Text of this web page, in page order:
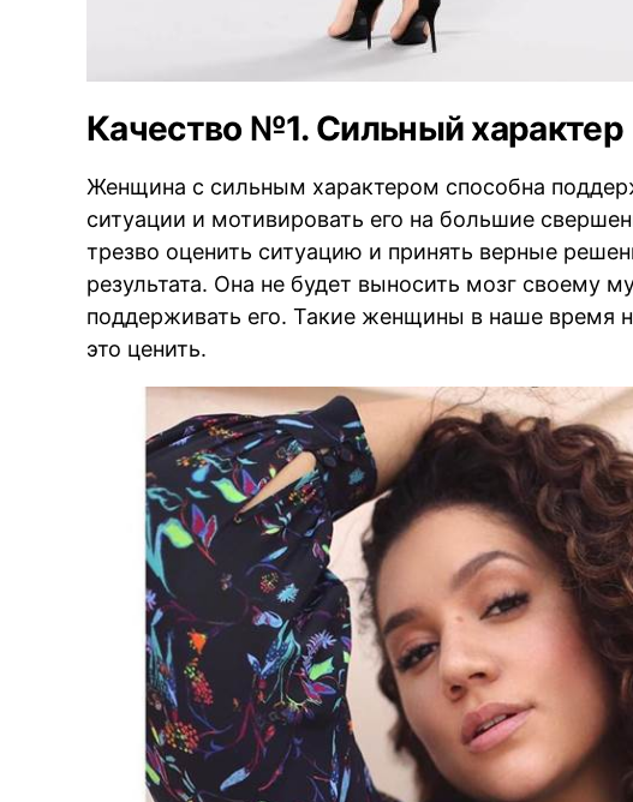
Качество №1. Сильный характер
Женщина с сильным характером способна
ситуации и мотивировать его на большие
трезво оценить ситуацию и принять верные
результата. Она не будет выносить мозг своему
поддерживать его. Такие женщины в наше время
это ценить.
BREAKING